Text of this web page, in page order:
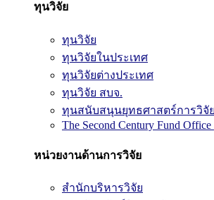
ทุนวิจัย
ทุนวิจัย
ทุนวิจัยในประเทศ
ทุนวิจัยต่างประเทศ
ทุนวิจัย สบจ.
ทุนสนับสนุนยุทธศาสตร์การวิจัย
The Second Century Fund
หน่วยงานด้านการวิจัย
สำนักบริหารวิจัย